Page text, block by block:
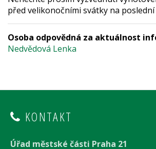
před velikonočními svátky na poslední
Osoba odpovědná za aktuálnost
Nedvědová Lenka
KONTAKT
Úřad městské části Praha 21